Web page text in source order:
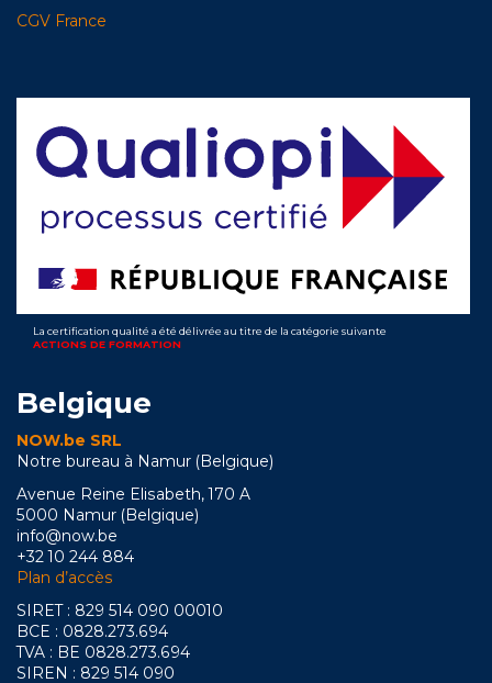
CGV France
La certification qualité a été délivrée au titre de la catégorie suivante
ACTIONS DE FORMATION
Belgique
NOW.be SRL
Notre bureau à Namur (Belgique)
Avenue Reine Elisabeth, 170 A
5000 Namur (Belgique)
info@now.be
+32 10 244 884
Plan d’accès
SIRET : 829 514 090 00010
BCE : 0828.273.694
TVA : BE 0828.273.694
SIREN : 829 514 090